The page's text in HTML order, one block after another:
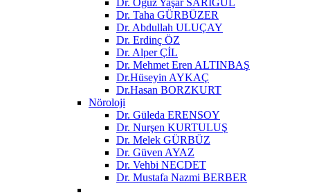
Dr. Taha GÜRBÜZER
Dr. Abdullah ULUÇAY
Dr. Erdinç ÖZ
Dr. Alper ÇİL
Dr. Mehmet Eren ALTINBAŞ
Dr.Hüseyin AYKAÇ
Dr.Hasan BORZKURT
Nöroloji
Dr. Güleda ERENSOY
Dr. Nurşen KURTULUŞ
Dr. Melek GÜRBÜZ
Dr. Güven AYAZ
Dr. Vehbi NECDET
Dr. Mustafa Nazmi BERBER